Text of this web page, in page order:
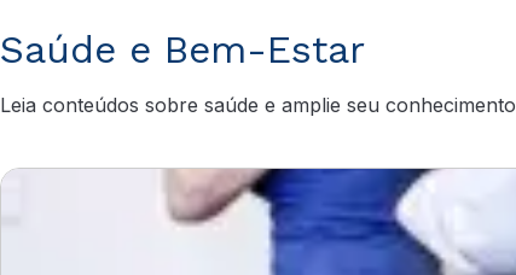
Saúde e Bem-Estar
Leia conteúdos sobre saúde e amplie seu conhecimento